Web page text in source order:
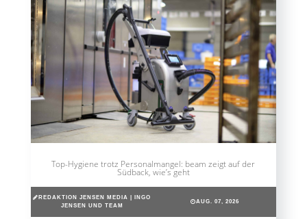
Top-Hygiene trotz Personalmangel: beam zeigt auf der
Südback, wie’s geht
REDAKTION JENSEN MEDIA | INGO
JENSEN UND TEAM
AUG. 07, 2026